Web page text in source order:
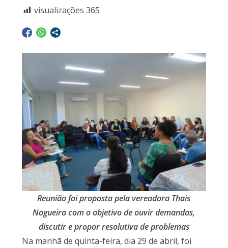
visualizações 365
Reunião foi proposta pela vereadora Thais
Nogueira com o objetivo de ouvir demandas,
discutir e propor resolutiva de problemas
Na manhã de quinta-feira, dia 29 de abril, foi